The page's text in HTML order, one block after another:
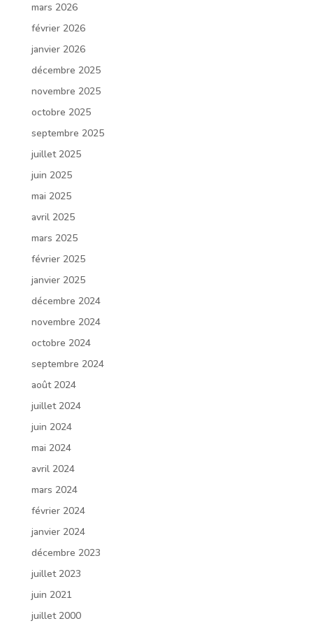
mars 2026
février 2026
janvier 2026
décembre 2025
novembre 2025
octobre 2025
septembre 2025
juillet 2025
juin 2025
mai 2025
avril 2025
mars 2025
février 2025
janvier 2025
décembre 2024
novembre 2024
octobre 2024
septembre 2024
août 2024
juillet 2024
juin 2024
mai 2024
avril 2024
mars 2024
février 2024
janvier 2024
décembre 2023
juillet 2023
juin 2021
juillet 2000